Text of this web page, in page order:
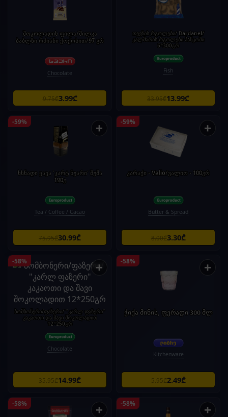
შოკოლადის ფილა/მილკა
ბაბლზი რძიანი ქოქოსით/97 გრ
Chocolate
9.75₾3.99₾
თევზის რგოლები/ Dardanel/
კალმარის რგოლები პანკოში
6*300გრ
Fish
33.95₾13.99₾
-59% +
ხსნადი ყავა 'კარტ ნუარი' შუშა
190გ
Tea / Coffee / Cacao
75.95₾30.99₾
-59% +
კარაქი - Valio/ვალიო - 100გრ
Butter & Spread
8.00₾3.30₾
-58% +
ბომბონერი/ფაზერი/ "კარლ ფაზერი"
კაკაოთი და შავი შოკოლადით
12*250გრ
Chocolate
35.95₾14.99₾
-58% +
ჭიქა მინის, ფერადი 300 მლ
Kitchenware
5.95₾2.49₾
-58% + -58% +